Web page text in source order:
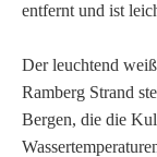
entfernt und ist
Der leuchtend
Ramberg Strand
Bergen, die die